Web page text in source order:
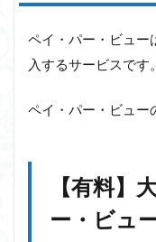
ペイ・パー・ビュー
入するサービスです。
ペイ・パー・ビュー
【有料】
ー・ビュ